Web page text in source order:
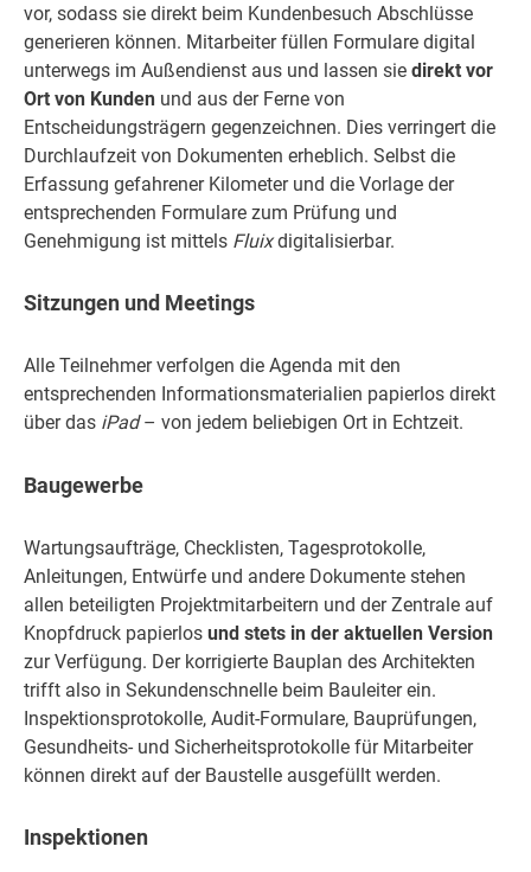
vor, sodass sie direkt beim Kundenbesuch Abschlüsse
generieren können. Mitarbeiter füllen Formulare digital
unterwegs im Außendienst aus und lassen sie direkt vor
Ort von Kunden und aus der Ferne von
Entscheidungsträgern gegenzeichnen. Dies verringert die
Durchlaufzeit von Dokumenten erheblich. Selbst die
Erfassung gefahrener Kilometer und die Vorlage der
entsprechenden Formulare zum Prüfung und
Genehmigung ist mittels Fluixdigitalisierbar.
Sitzungen und Meetings
Alle Teilnehmer verfolgen die Agenda mit den
entsprechenden Informationsmaterialien papierlos direkt
über das iPad– von jedem beliebigen Ort in Echtzeit.
Baugewerbe
Wartungsaufträge, Checklisten, Tagesprotokolle,
Anleitungen, Entwürfe und andere Dokumente stehen
allen beteiligten Projektmitarbeitern und der Zentrale auf
Knopfdruck papierlos und stets in der aktuellen Version
zur Verfügung. Der korrigierte Bauplan des Architekten
trifft also in Sekundenschnelle beim Bauleiter ein.
Inspektionsprotokolle, Audit-Formulare, Bauprüfungen,
Gesundheits- und Sicherheitsprotokolle für Mitarbeiter
können direkt auf der Baustelle ausgefüllt werden.
Inspektionen